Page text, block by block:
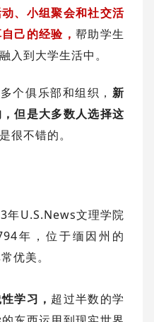
、小组聚会和社交活
己的经验， 帮助学生
入到大学生活中。
个俱乐部和组织 ，新
但是大多数人选择这
很不错的。
U.S.News文理学院
年，位于缅因州的
优美。
学习， 超过半数的学